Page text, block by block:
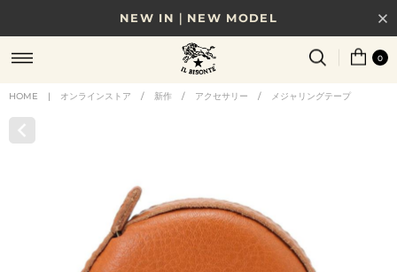
NEW IN｜NEW MODEL
8/17(月)10時まで｜税込11,000円以上で送料無料
贈る相手やシーンから選べる、新しいギフトガイド
0
HOME | オンラインストア / 新作 / アクセサリー / メジャリングテープ